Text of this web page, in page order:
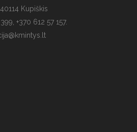
Kupiškis
+370 612 57 157.